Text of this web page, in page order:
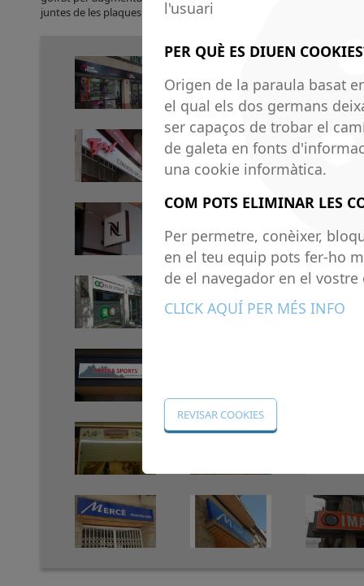
l'usuari
PER QUÈ ES DIUEN
Origen de la paraula basat
el qual els dos germans
ser capaços de trobar el
de galeta en fonts
una cookie informàtica.
COM POTS ELIMINAR LES
Per permetre, conèixer,
en el teu equip pots fer-ho
de el navegador en el vostre
CLICK AQUÍ PER MÉS INFO
juntes de les plaques.